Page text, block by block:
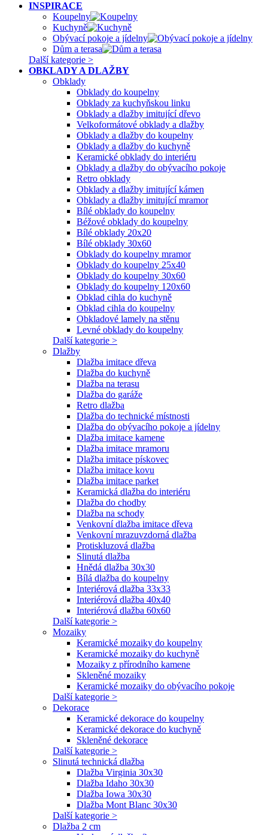
INSPIRACE
Koupelny
Kuchyně
Obývací pokoje a jídelny
Dům a terasa
Další kategorie >
OBKLADY A DLAŽBY
Obklady
Obklady do koupelny
Obklady za kuchyňskou linku
Obklady a dlažby imitující dřevo
Velkoformátové obklady a dlažby
Obklady a dlažby do koupelny
Obklady a dlažby do kuchyně
Keramické obklady do interiéru
Obklady a dlažby do obývacího pokoje
Retro obklady
Obklady a dlažby imitující kámen
Obklady a dlažby imitující mramor
Bílé obklady do koupelny
Béžové obklady do koupelny
Bílé obklady 20x20
Bílé obklady 30x60
Obklady do koupelny mramor
Obklady do koupelny 25x40
Obklady do koupelny 30x60
Obklady do koupelny 120x60
Obklad cihla do kuchyně
Obklad cihla do koupelny
Obkladové lamely na stěnu
Levné obklady do koupelny
Další kategorie >
Dlažby
Dlažba imitace dřeva
Dlažba do kuchyně
Dlažba na terasu
Dlažba do garáže
Retro dlažba
Dlažba do technické místnosti
Dlažba do obývacího pokoje a jídelny
Dlažba imitace kamene
Dlažba imitace mramoru
Dlažba imitace pískovec
Dlažba imitace kovu
Dlažba imitace parket
Keramická dlažba do interiéru
Dlažba do chodby
Dlažba na schody
Venkovní dlažba imitace dřeva
Venkovní mrazuvzdorná dlažba
Protiskluzová dlažba
Slinutá dlažba
Hnědá dlažba 30x30
Bílá dlažba do koupelny
Interiérová dlažba 33x33
Interiérová dlažba 40x40
Interiérová dlažba 60x60
Další kategorie >
Mozaiky
Keramické mozaiky do koupelny
Keramické mozaiky do kuchyně
Mozaiky z přírodního kamene
Skleněné mozaiky
Keramické mozaiky do obývacího pokoje
Další kategorie >
Dekorace
Keramické dekorace do koupelny
Keramické dekorace do kuchyně
Skleněné dekorace
Další kategorie >
Slinutá technická dlažba
Dlažba Virginia 30x30
Dlažba Idaho 30x30
Dlažba Iowa 30x30
Dlažba Mont Blanc 30x30
Další kategorie >
Dlažba 2 cm